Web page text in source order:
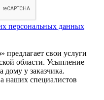
персональных данных
свои услуги
области. Усыпление
дому у заказчика.
наших специалистов